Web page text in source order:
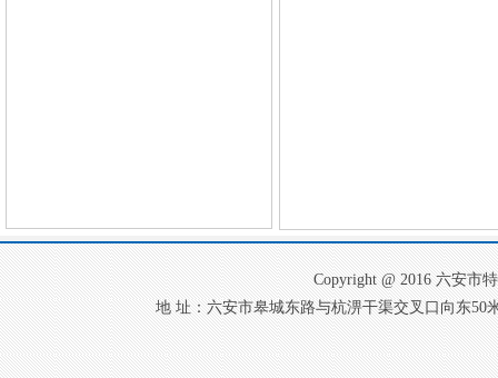
Copyright @ 2016 六安市
地 址：六安市皋城东路与杭淠干渠交叉口向东50